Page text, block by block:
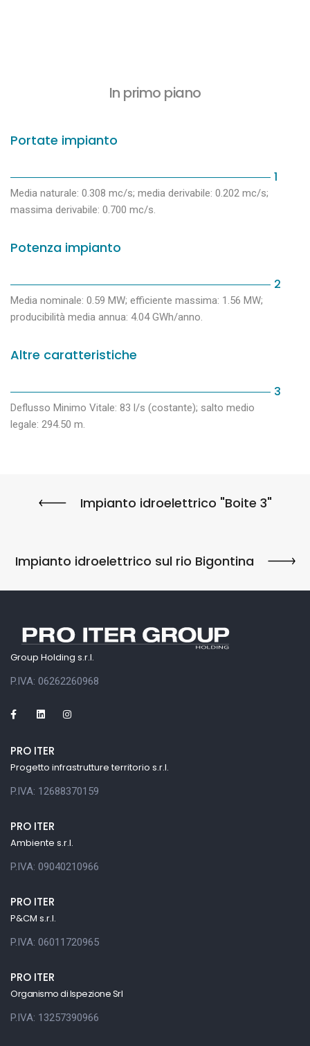
In primo piano
Portate impianto
1
Media naturale: 0.308 mc/s; media derivabile: 0.202 mc/s;
massima derivabile: 0.700 mc/s.
Potenza impianto
2
Media nominale: 0.59 MW; efficiente massima: 1.56 MW;
producibilità media annua: 4.04 GWh/anno.
Altre caratteristiche
3
Deflusso Minimo Vitale: 83 l/s (costante); salto medio
legale: 294.50 m.
Impianto idroelettrico "Boite 3"
Impianto idroelettrico sul rio Bigontina
Group Holding s.r.l.
P.IVA: 06262260968
PRO ITER
Progetto infrastrutture territorio s.r.l.
P.IVA: 12688370159
PRO ITER
Ambiente s.r.l.
P.IVA: 09040210966
PRO ITER
P&CM s.r.l.
P.IVA: 06011720965
PRO ITER
Organismo di Ispezione Srl
P.IVA: 13257390966